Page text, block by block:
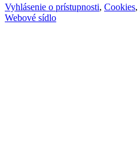
Vyhlásenie o prístupnosti, Cookies,
Webové sídlo